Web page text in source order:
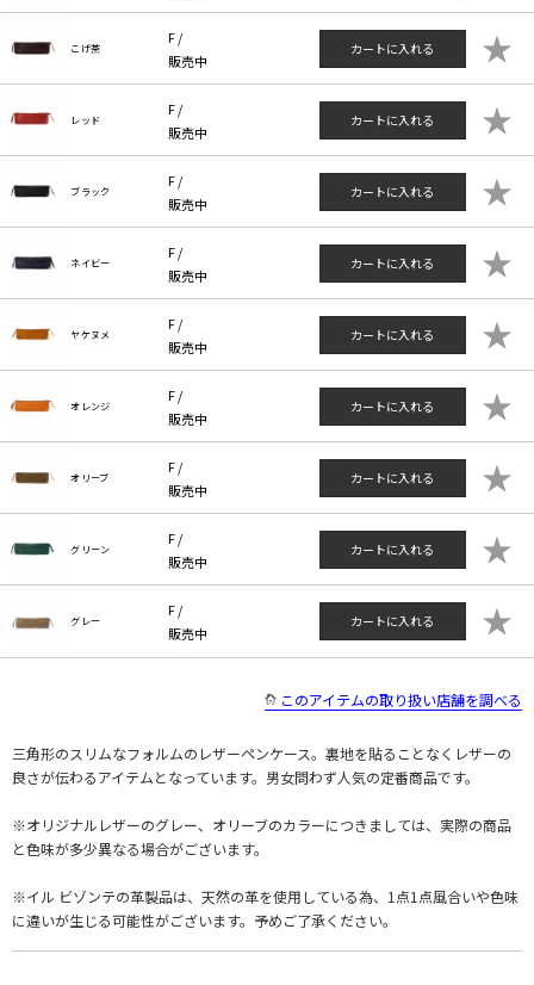
こげ茶
F /
販売中
カートに入れる ★
レッド
F /
販売中
カートに入れる ★
ブラック
F /
販売中
カートに入れる ★
ネイビー
F /
販売中
カートに入れる ★
ヤケヌメ
F /
販売中
カートに入れる ★
オレンジ
F /
販売中
カートに入れる ★
オリーブ
F /
販売中
カートに入れる ★
グリーン
F /
販売中
カートに入れる ★
グレー
F /
販売中
カートに入れる ★
このアイテムの取り扱い店舗を調べる
三角形のスリムなフォルムのレザーペンケース。裏地を貼ることなくレザーの
良さが伝わるアイテムとなっています。男女問わず人気の定番商品です。
※オリジナルレザーのグレー、オリーブのカラーにつきましては、実際の商品
と色味が多少異なる場合がございます。
※イル ビゾンテの革製品は、天然の革を使用している為、1点1点風合いや色味
に違いが生じる可能性がございます。予めご了承ください。